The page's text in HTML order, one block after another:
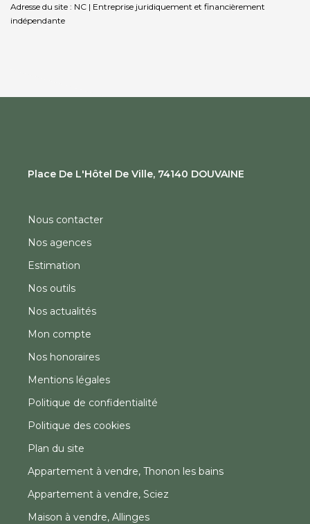
Adresse du site : NC | Entreprise juridiquement et financièrement
indépendante
Place De L'Hôtel De Ville, 74140 DOUVAINE
Nous contacter
Nos agences
Estimation
Nos outils
Nos actualités
Mon compte
Nos honoraires
Mentions légales
Politique de confidentialité
Politique des cookies
Plan du site
Appartement à vendre, Thonon les bains
Appartement à vendre, Sciez
Maison à vendre, Allinges